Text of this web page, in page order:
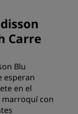
Carre
Blu
esperan
en el
marroquí con